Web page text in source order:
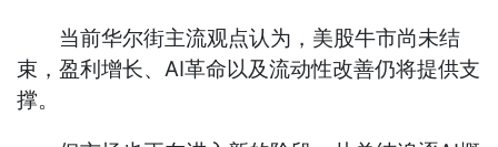
当前华尔街主流观点认为，美股牛市尚未结
束，盈利增长、AI革命以及流动性改善仍将提供支
撑。